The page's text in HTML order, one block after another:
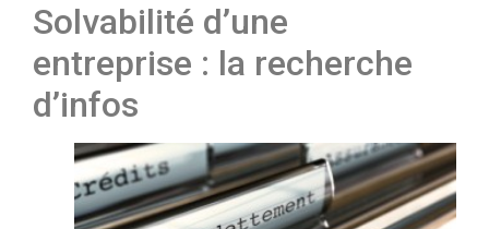
Solvabilité d’une
entreprise : la recherche
d’infos